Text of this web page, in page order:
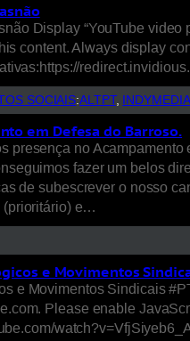
Display “YouTube
content. Always display
SOCIAIS:ALTPT, INDYMEDIA
em Defesa do Barroso.
presença no
fazer um belos
de subescrever o nosso
(prioritário) e…
e Movimentos
e Movimentos Sindicais
Please enable